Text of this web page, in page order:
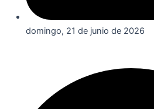
domingo, 21 de junio de 2026